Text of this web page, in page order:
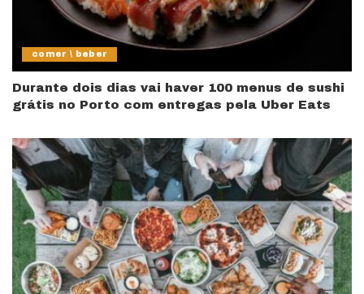
comer \ beber
Durante dois dias vai haver 100 menus de sushi
grátis no Porto com entregas pela Uber Eats